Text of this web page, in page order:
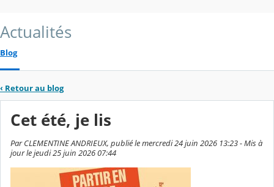
Actualités
Blog
‹ Retour au blog
Cet été, je lis
Par CLEMENTINE ANDRIEUX, publié le mercredi 24 juin 2026 13:23 - Mis à
jour le jeudi 25 juin 2026 07:44